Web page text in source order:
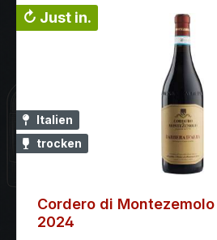
↻ Just in.
Italien
trocken
Cordero di
2024